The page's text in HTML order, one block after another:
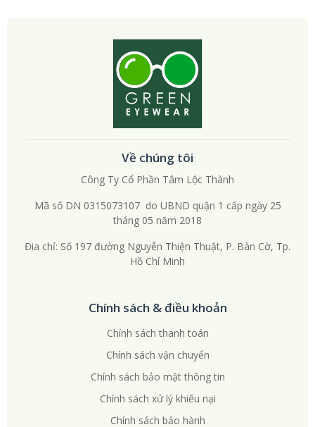
Về chúng tôi
Công Ty Cổ Phần Tâm Lộc Thành
Mã số DN 0315073107 do UBND quận 1 cấp ngày 25
tháng 05 năm 2018
Đia chỉ: Số 197 đường Nguyễn Thiện Thuật, P. Bàn Cờ, Tp.
Hồ Chí Minh
Chính sách & điều khoản
Chính sách thanh toán
Chính sách vận chuyển
Chính sách bảo mật thông tin
Chính sách xử lý khiếu nại
Chính sách bảo hành